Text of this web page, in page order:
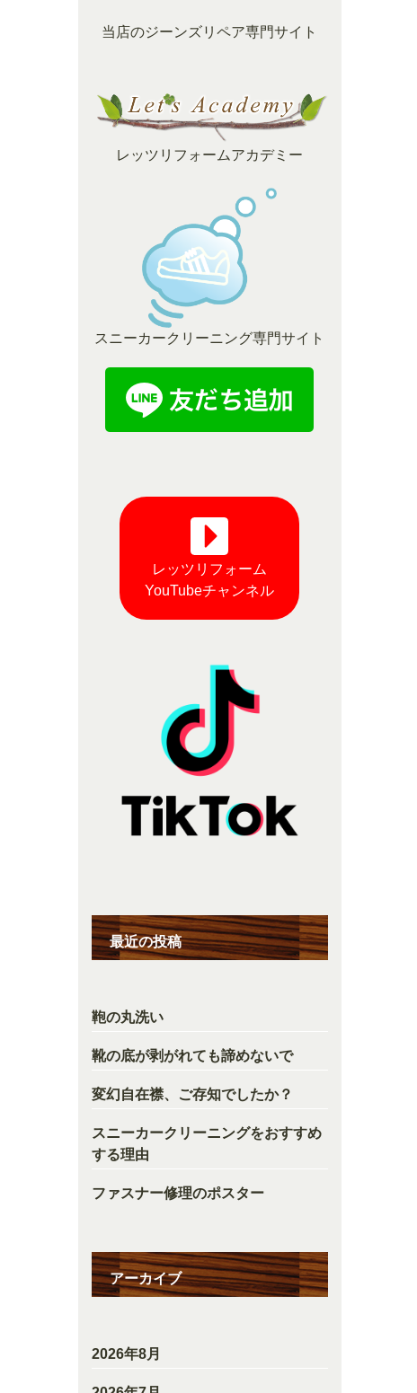
当店のジーンズリペア専門サイト
レッツリフォームアカデミー
スニーカークリーニング専門サイト
レッツリフォーム
YouTubeチャンネル
最近の投稿
鞄の丸洗い
靴の底が剥がれても諦めないで
変幻自在襟、ご存知でしたか？
スニーカークリーニングをおすすめ
する理由
ファスナー修理のポスター
アーカイブ
2026年8月